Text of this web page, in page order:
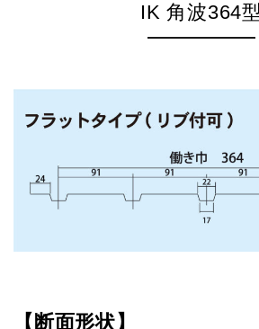
IK 角波364型
【断面形状】